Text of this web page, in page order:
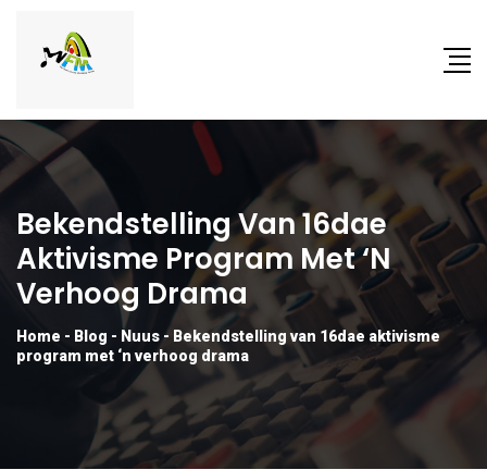
Bekendstelling Van 16dae
Aktivisme Program Met ‘n
Verhoog Drama
Home - Blog - Nuus- Bekendstelling van 16dae aktivisme
program met ‘n verhoog drama